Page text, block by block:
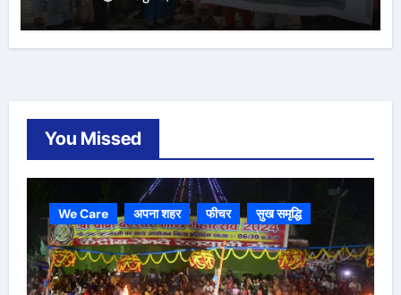
You Missed
We Care अपना शहर फीचर सुख समृद्धि